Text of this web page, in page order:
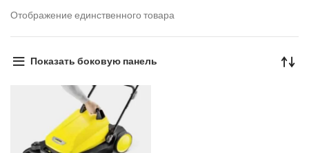
Отображение единственного товара
Показать боковую панель